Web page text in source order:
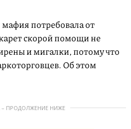
мафия потребовала от
скорой помощи не
и мигалки, потому что
Об этом
– ПРОДОЛЖЕНИЕ НИЖЕ